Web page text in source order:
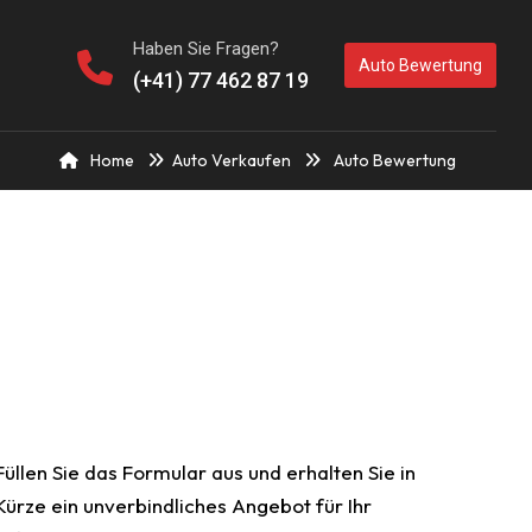
Haben Sie Fragen?
(+41) 77 462 87 19
Auto Bewertung
Home Auto Verkaufen Auto Bewertung
Sie das Formular aus und erhalten Sie in
ein unverbindliches Angebot für Ihr